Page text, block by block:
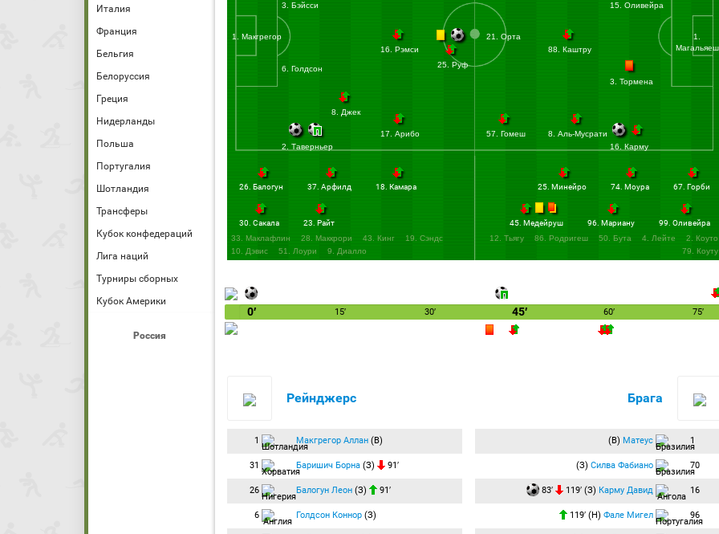
Италия
Франция
Бельгия
Белоруссия
Греция
Нидерланды
Польша
Португалия
Шотландия
Трансферы
Кубок конфедераций
Лига наций
Турниры сборных
Кубок Америки
Россия
1. Макгрегор
6. Голдсон
3. Бэйсси
2. Таверньер
16. Рэмси
8. Джек
25. Руф
17. Арибо
26. Балогун 37. Арфилд 18. Камара
30. Сакала
23. Райт
33. Маклафлин
28. Маккрори 43. Кинг
19. Сэндс
10. Дэвис
51. Лоури 9. Диалло
1.
Магальяеш
16. Карму
15. Оливейра
8. Аль-Мусрати
3. Тормена
88. Каштру
57. Гомеш
21. Орта
67. Горби
74. Моура
25. Минейро
99. Оливейра
96. Мариану
45. Медейруш
12. Тьягу
86. Родригеш 50. Бута 4. Лейте
2. Коуто
79. Коуту
0′ 15′ 30′ 45′ 60′ 75′
Рейнджерс
1 Макгрегор Аллан (В)
31 Баришич Борна (З) 91′
26 Балогун Леон (З) 91′
6 Голдсон Коннор (З)
Брага
(В) Матеус 1
(З) Силва Фабиано 70
83′ 119′ (З) Карму Давид 16
119′ (Н) Фале Мигел 96